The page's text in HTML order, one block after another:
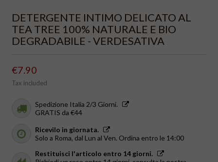
DETERGENTE INTIMO DELICATO AL
TEA TREE 100% NATURALE E BIO
DEGRADABILE - VERDESATIVA
€7.90
Tax included
Spedizione Italia 2/3 Giorni.
GRATIS da €44
Ricevilo in giornata.
Solo a Roma, dal Lun al Ven. Ordina entro le 14:00
Restituisci l'articolo entro 14 giorni.